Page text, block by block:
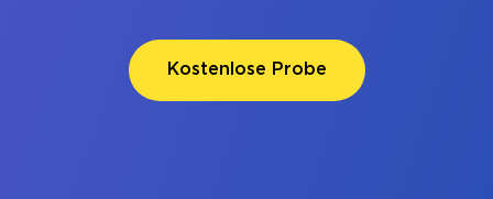
Kostenlose Probe